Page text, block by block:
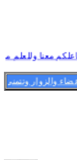
معنا وللعلم